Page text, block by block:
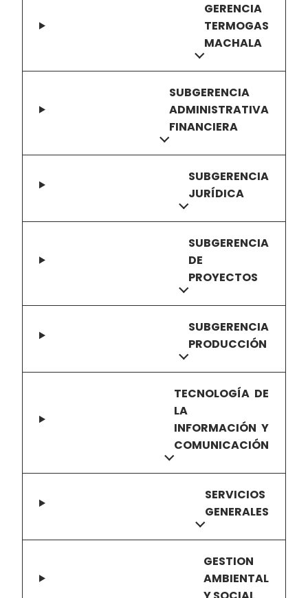
GERENCIA
TERMOGAS
MACHALA
SUBGERENCIA
ADMINISTRATIVA
FINANCIERA
SUBGERENCIA
JURÍDICA
SUBGERENCIA
DE
PROYECTOS
SUBGERENCIA
PRODUCCIÓN
TECNOLOGÍA DE
LA
INFORMACIÓN Y
COMUNICACIÓN
SERVICIOS
GENERALES
GESTION
AMBIENTAL